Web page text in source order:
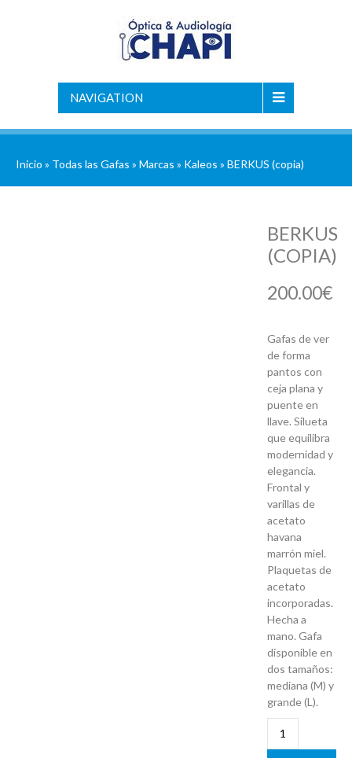
NAVIGATION
Inicio » Todas las Gafas » Marcas » Kaleos » BERKUS (copia)
BERKUS
(COPIA)
200.00€
Gafas de ver
de forma
pantos con
ceja plana y
puente en
llave. Silueta
que equilibra
modernidad y
elegancia.
Frontal y
varillas de
acetato
havana
marrón miel.
Plaquetas de
acetato
incorporadas.
Hecha a
mano. Gafa
disponible en
dos tamaños:
mediana (M) y
grande (L).